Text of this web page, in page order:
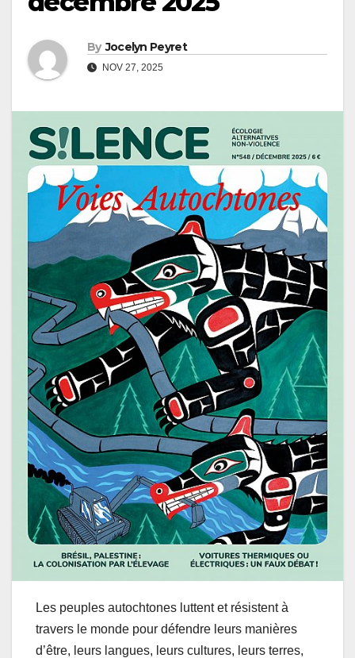
By Jocelyn Peyret
NOV 27, 2025
Les peuples autochtones luttent et résistent à
travers le monde pour défendre leurs manières
d’être, leurs langues, leurs cultures, leurs terres,